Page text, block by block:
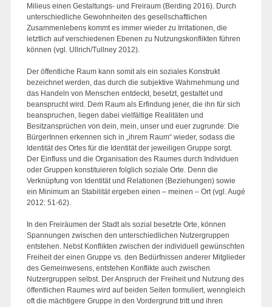
Milieus einen Gestaltungs- und Freiraum (Berding 2016). Durch
unterschiedliche Gewohnheiten des gesellschaftlichen
Zusammenlebens kommt es immer wieder zu Irritationen, die
letztlich auf verschiedenen Ebenen zu Nutzungskonflikten führen
können (vgl. Ullrich/Tullney 2012).
Der öffentliche Raum kann somit als ein soziales Konstrukt
bezeichnet werden, das durch die subjektive Wahrnehmung und
das Handeln von Menschen entdeckt, besetzt, gestaltet und
beansprucht wird. Dem Raum als Erfindung jener, die ihn für sich
beanspruchen, liegen dabei vielfältige Realitäten und
Besitzansprüchen von dein, mein, unser und euer zugrunde: Die
BürgerInnen erkennen sich in „ihrem Raum“ wieder, sodass die
Identität des Ortes für die Identität der jeweiligen Gruppe sorgt.
Der Einfluss und die Organisation des Raumes durch Individuen
oder Gruppen konstituieren folglich soziale Orte. Denn die
Verknüpfung von Identität und Relationen (Beziehungen) sowie
ein Minimum an Stabilität ergeben einen – meinen – Ort (vgl. Augé
2012: 51-62).
In den Freiräumen der Stadt als sozial besetzte Orte, können
Spannungen zwischen den unterschiedlichen Nutzergruppen
entstehen. Nebst Konflikten zwischen der individuell gewünschten
Freiheit der einen Gruppe vs. den Bedürfnissen anderer Mitglieder
des Gemeinwesens, entstehen Konflikte auch zwischen
Nutzergruppen selbst. Der Anspruch der Freiheit und Nutzung des
öffentlichen Raumes wird auf beiden Seiten formuliert, wenngleich
oft die mächtigere Gruppe in den Vordergrund tritt und ihren